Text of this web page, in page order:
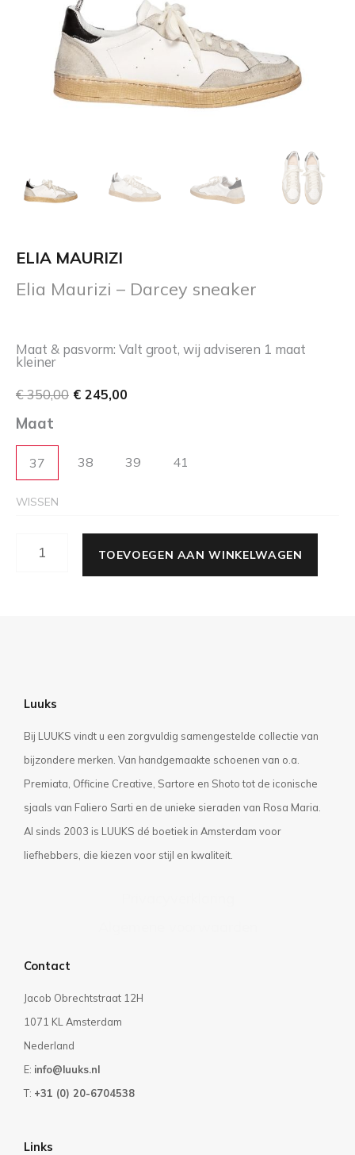
ELIA MAURIZI
Elia Maurizi – Darcey sneaker
Maat & pasvorm: Valt groot, wij adviseren 1 maat
kleiner
€350,00 € 245,00
Maat
37 38 39 41
WISSEN
TOEVOEGEN AAN WINKELWAGEN
Luuks
Bij LUUKS vindt u een zorgvuldig samengestelde collectie van
bijzondere merken. Van handgemaakte schoenen van o.a.
Premiata, Officine Creative, Sartore en Shoto tot de iconische
sjaals van Faliero Sarti en de unieke sieraden van Rosa Maria.
Al sinds 2003 is LUUKS dé boetiek in Amsterdam voor
liefhebbers, die kiezen voor stijl en kwaliteit.
Contact
Jacob Obrechtstraat 12H
1071 KL Amsterdam
Nederland
E: info@luuks.nl
T: +31 (0) 20-6704538
Links